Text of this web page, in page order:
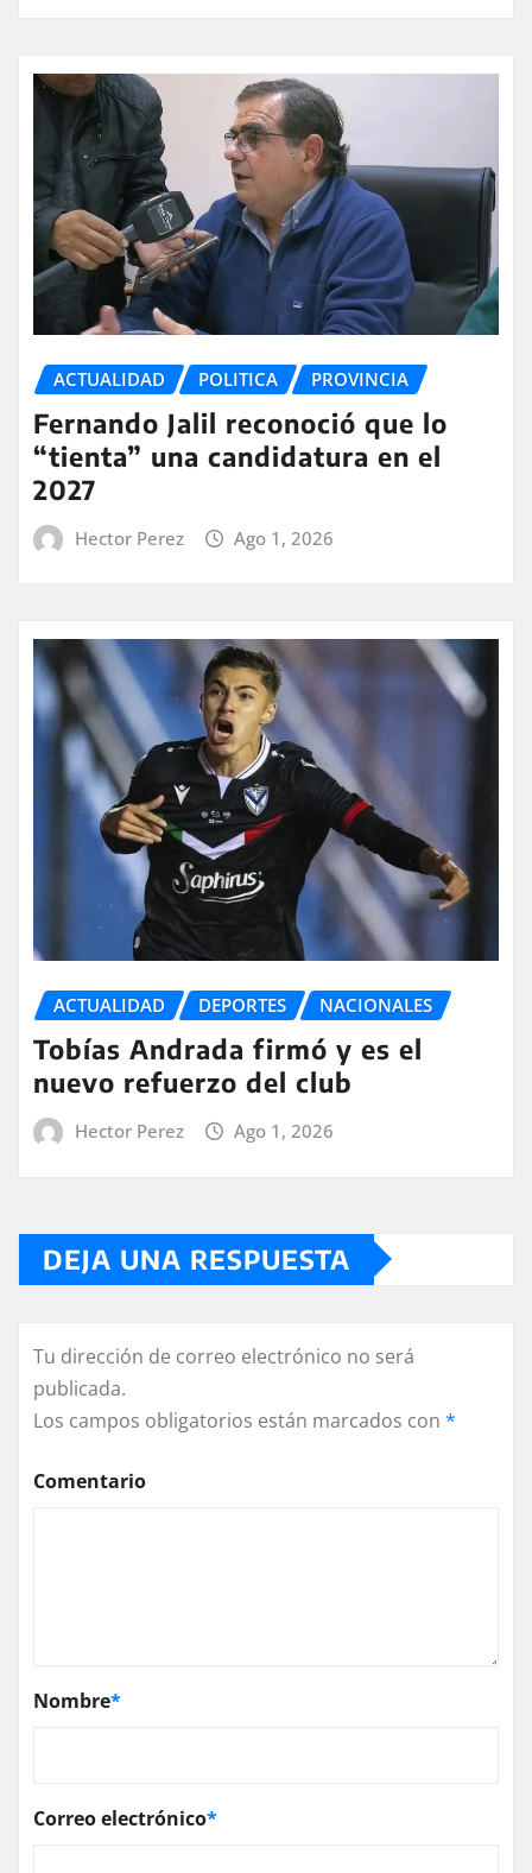
ACTUALIDAD POLITICA PROVINCIA
Fernando Jalil reconoció que lo
“tienta” una candidatura en el
2027
Hector Perez Ago 1, 2026
ACTUALIDAD DEPORTES NACIONALES
Tobías Andrada firmó y es el
nuevo refuerzo del club
Hector Perez Ago 1, 2026
DEJA UNA RESPUESTA
Tu dirección de correo electrónico no será
publicada.
Los campos obligatorios están marcados con *
Comentario
Nombre*
Correo electrónico*